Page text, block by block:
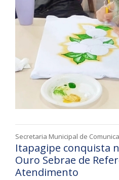
Secretaria Municipal de
Itapagipe conquista
Ouro Sebrae de
Atendimento